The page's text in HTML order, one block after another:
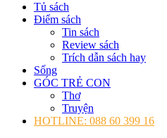
Tủ sách
Điểm sách
Tin sách
Review sách
Trích dẫn sách hay
Sống
GÓC TRẺ CON
Thơ
Truyện
HOTLINE: 088 60 399 16